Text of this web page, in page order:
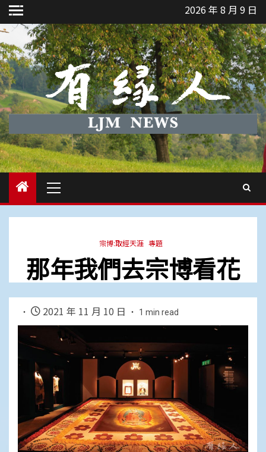
Skip
to
content
2026 年 8 月 9 日
Menu
宗博:取經天涯 專題
那年我們去宗博看花
2021 年 11 月 10 日 1 min read